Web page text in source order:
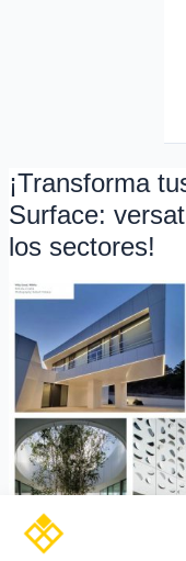
¡Transforma
Surface:
los sectores!
¡Transforma
tus
proyectos
con
Surface:
versatilidad
estilo
para
todos
los
sectores!